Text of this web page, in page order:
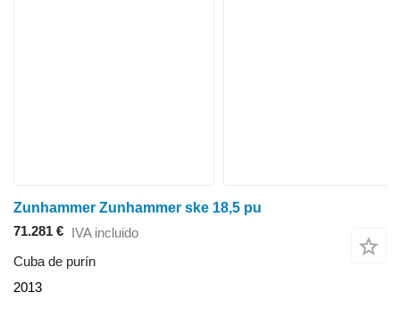
Zunhammer Zunhammer ske 18,5 pu
71.281 € IVA incluido
Cuba de purín
2013